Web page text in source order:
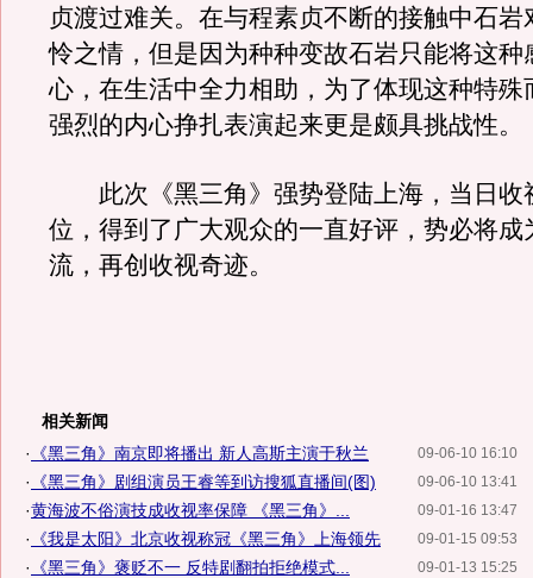
贞渡过难关。在与程素贞不断的接触中石岩
怜之情，但是因为种种变故石岩只能将这种
心，在生活中全力相助，为了体现这种特殊
强烈的内心挣扎表演起来更是颇具挑战性。
此次《黑三角》强势登陆上海，当日收
位，得到了广大观众的一直好评，势必将成
流，再创收视奇迹。
相关新闻
09-06-10 16:10
· 《黑三角》南京即将播出 新人高斯主演于秋兰
09-06-10 13:41
· 《黑三角》剧组演员王睿等到访搜狐直播间(图)
09-01-16 13:47
·黄海波不俗演技成收视率保障 《黑三角》...
09-01-15 09:53
· 《我是太阳》北京收视称冠《黑三角》上海领先
09-01-13 15:25
· 《黑三角》褒贬不一 反特剧翻拍拒绝模式...